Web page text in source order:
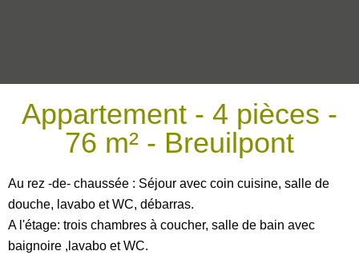
Appartement - 4 pièces -
76 m² - Breuilpont
Au rez -de- chaussée : Séjour avec coin cuisine, salle de
douche, lavabo et WC, débarras.
A l'étage: trois chambres à coucher, salle de bain avec
baignoire ,lavabo et WC.